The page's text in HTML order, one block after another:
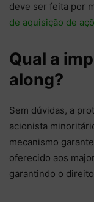
deve ser feita por
de aquisição de
Qual a
along?
Sem dúvidas, a
acionista
mecanismo
oferecido aos
garantindo o